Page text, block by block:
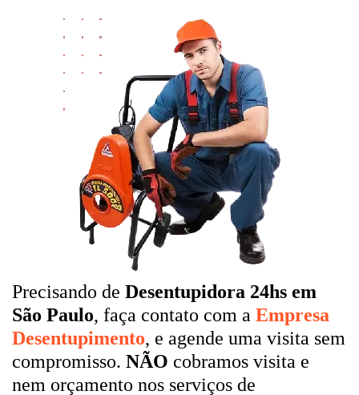
Precisando de Desentupidora 24hs em
São Paulo, faça contato com a Empresa
Desentupimento, e agende uma visita sem
compromisso. NÃO cobramos visita e
nem orçamento nos serviços de